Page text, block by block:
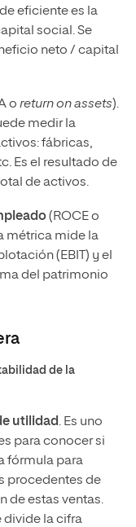
eficiente es la
social. Se
neto / capital
o return on assets).
medir la
fábricas,
Es el resultado de
de activos.
(ROCE o
métrica mide la
(EBIT) y el
del patrimonio
de la
utilidad. Es uno
para conocer si
fórmula para
procedentes de
de estas ventas.
divide la cifra